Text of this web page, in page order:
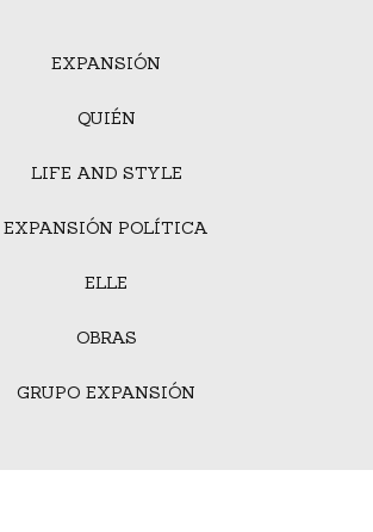
EXPANSIÓN
QUIÉN
LIFE AND STYLE
EXPANSIÓN POLÍTICA
ELLE
OBRAS
GRUPO EXPANSIÓN